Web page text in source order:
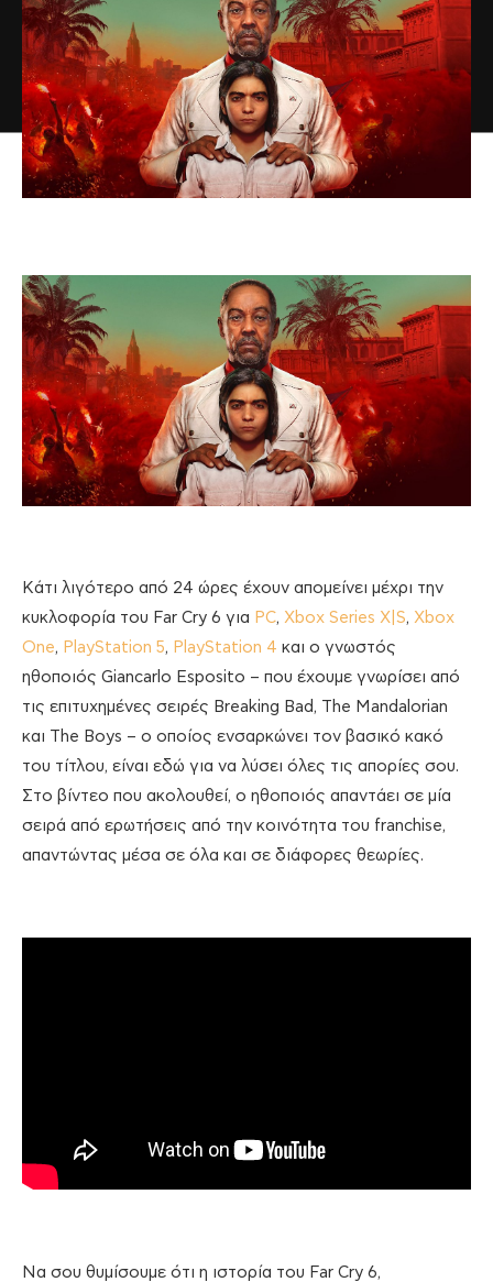
Κάτι λιγότερο από 24 ώρες έχουν απομείνει μέχρι την
κυκλοφορία του Far Cry 6 για PC, Xbox Series X|S, Xbox
One, PlayStation 5, PlayStation 4 και o γνωστός
ηθοποιός Giancarlo Esposito – που έχουμε γνωρίσει από
τις επιτυχημένες σειρές Breaking Bad, The Mandalorian
και Τhe Βoys – ο οποίος ενσαρκώνει τον βασικό κακό
του τίτλου, είναι εδώ για να λύσει όλες τις απορίες σου.
Στο βίντεο που ακολουθεί, ο ηθοποιός απαντάει σε μία
σειρά από ερωτήσεις από την κοινότητα του franchise,
απαντώντας μέσα σε όλα και σε διάφορες θεωρίες.
Να σου θυμίσουμε ότι η ιστορία του Far Cry 6,